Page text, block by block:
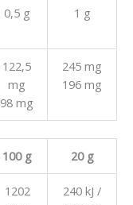
0,5 g 1 g
122,5
mg
98 mg
245 mg
196 mg
100 g 20 g
1202
240 kJ /